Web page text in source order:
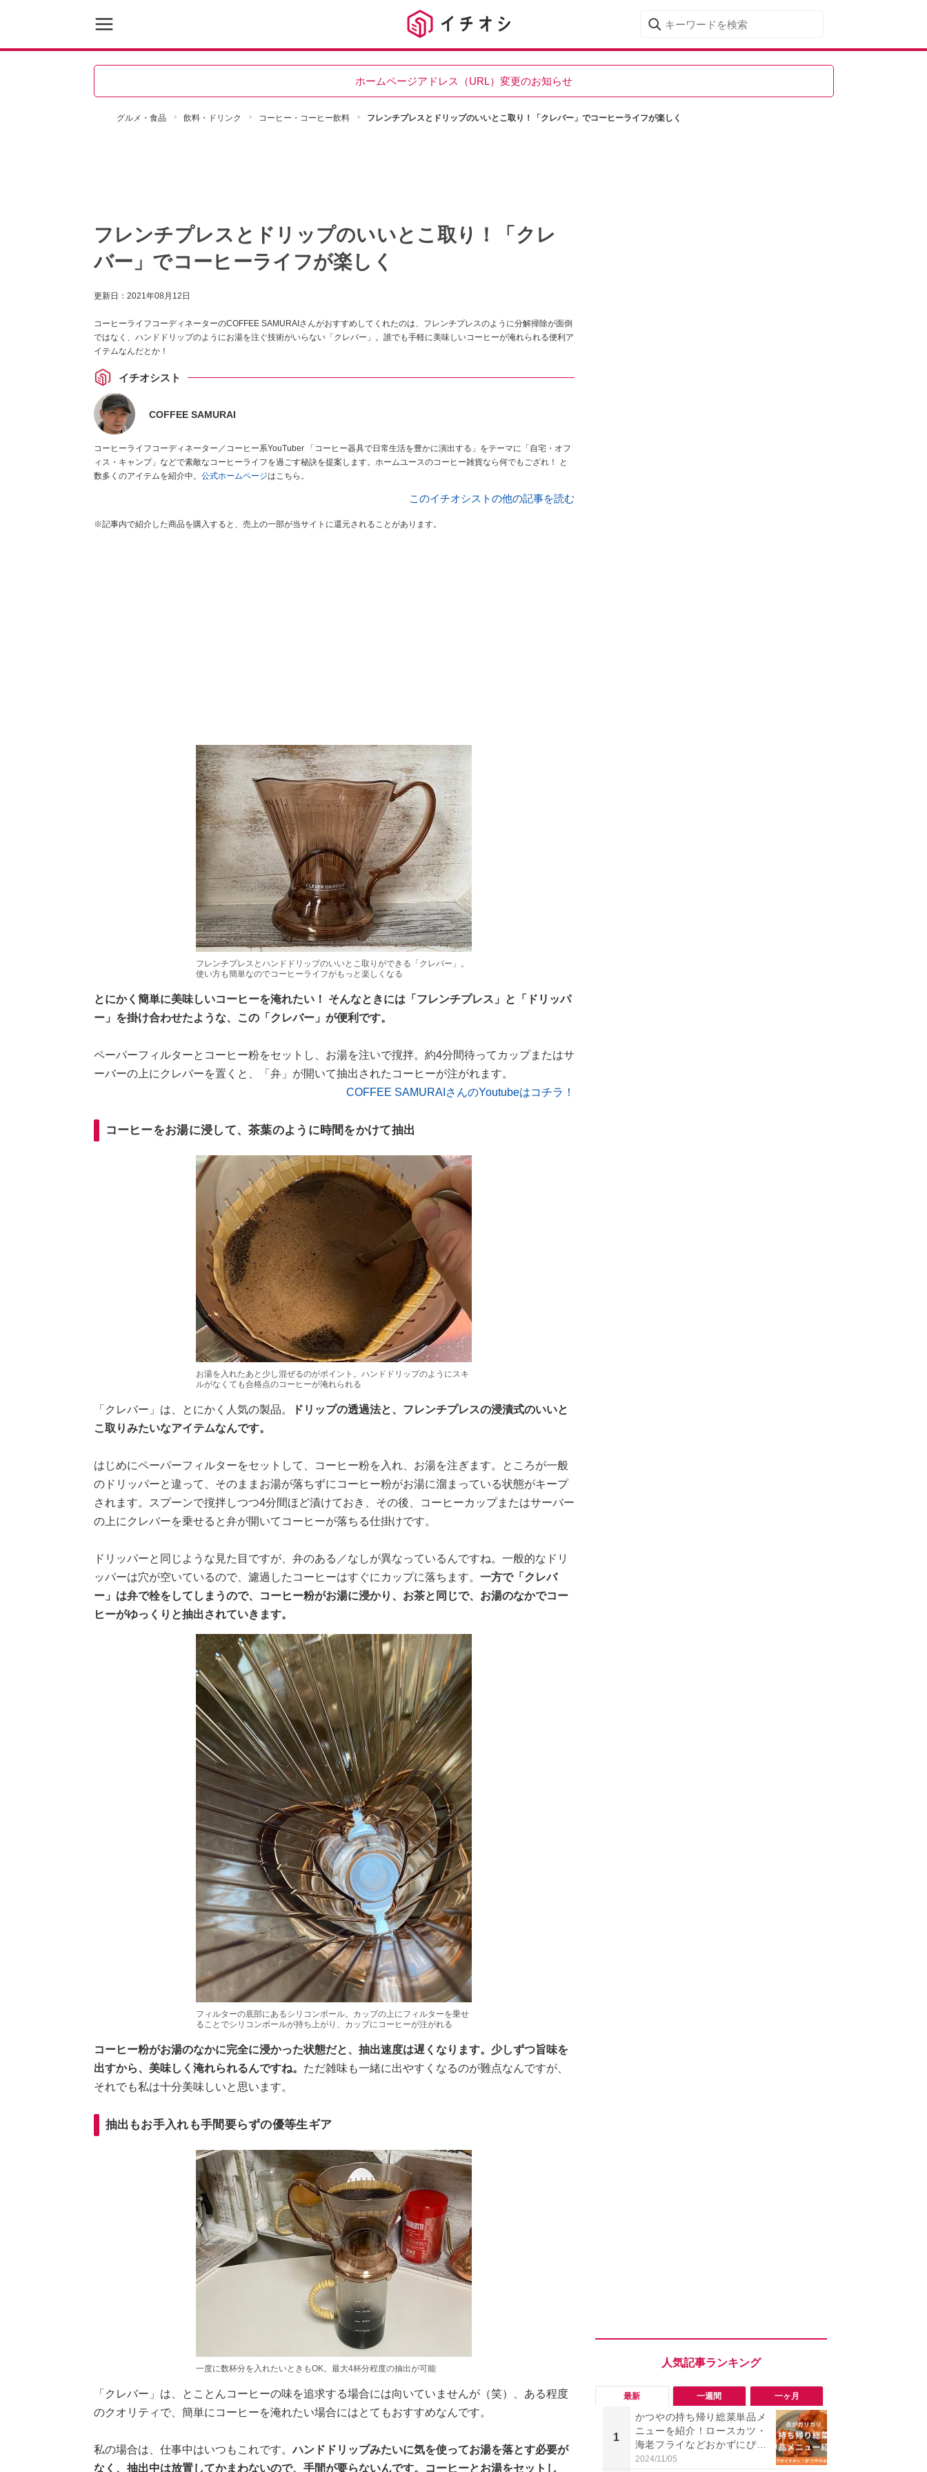
ホームページアドレス（URL）変更のお知らせ
グルメ・食品 飲料・ドリンク コーヒー・コーヒー飲料 フレンチプレスとドリップのいいとこ取り！「クレバー」でコーヒーライフが楽しく
フレンチプレスとドリップのいいとこ取り！「クレ
バー」でコーヒーライフが楽しく
更新日： 2021年08月12日
コーヒーライフコーディネーターのCOFFEE SAMURAIさんがおすすめしてくれたのは、フレンチプレスのように分解掃除が面倒
ではなく、ハンドドリップのようにお湯を注ぐ技術がいらない「クレバー」。誰でも手軽に美味しいコーヒーが淹れられる便利ア
イテムなんだとか！
イチオシスト
COFFEE SAMURAI
コーヒーライフコーディネーター／コーヒー系YouTuber 「コーヒー器具で日常生活を豊かに演出する」をテーマに「自宅・オフ
ィス・キャンプ」などで素敵なコーヒーライフを過ごす秘訣を提案します。ホームユースのコーヒー雑貨なら何でもござれ！ と
数多くのアイテムを紹介中。 公式ホームページはこちら。
このイチオシストの他の記事を読む
※記事内で紹介した商品を購入すると、売上の一部が当サイトに還元されることがあります。
フレンチプレスとハンドドリップのいいとこ取りができる「クレバー」。
使い方も簡単なのでコーヒーライフがもっと楽しくなる
とにかく簡単に美味しいコーヒーを淹れたい！ そんなときには「フレンチプレス」と「ドリッパ
ー」を掛け合わせたような、この「クレバー」が便利です。
ペーパーフィルターとコーヒー粉をセットし、お湯を注いで撹拌。約4分間待ってカップまたはサ
ーバーの上にクレバーを置くと、「弁」が開いて抽出されたコーヒーが注がれます。
COFFEE SAMURAIさんのYoutubeはコチラ！
コーヒーをお湯に浸して、茶葉のように時間をかけて抽出
お湯を入れたあと少し混ぜるのがポイント。ハンドドリップのようにスキ
ルがなくても合格点のコーヒーが淹れられる
「クレバー」は、とにかく人気の製品。
ドリップの透過法と、フレンチプレスの浸漬式のいいと
こ取りみたいなアイテムなんです。
はじめにペーパーフィルターをセットして、コーヒー粉を入れ、お湯を注ぎます。ところが一般
のドリッパーと違って、そのままお湯が落ちずにコーヒー粉がお湯に溜まっている状態がキープ
されます。スプーンで撹拌しつつ4分間ほど漬けておき、その後、コーヒーカップまたはサーバー
の上にクレバーを乗せると弁が開いてコーヒーが落ちる仕掛けです。
ドリッパーと同じような見た目ですが、弁のある／なしが異なっているんですね。一般的なドリ
ッパーは穴が空いているので、濾過したコーヒーはすぐにカップに落ちます。 一方で「クレバ
ー」は弁で栓をしてしまうので、コーヒー粉がお湯に浸かり、お茶と同じで、お湯のなかでコー
ヒーがゆっくりと抽出されていきます。
フィルターの底部にあるシリコンボール。カップの上にフィルターを乗せ
ることでシリコンボールが持ち上がり、カップにコーヒーが注がれる
コーヒー粉がお湯のなかに完全に浸かった状態だと、抽出速度は遅くなります。少しずつ旨味を
出すから、美味しく淹れられるんですね。 ただ雑味も一緒に出やすくなるのが難点なんですが、
それでも私は十分美味しいと思います。
抽出もお手入れも手間要らずの優等生ギア
一度に数杯分を入れたいときもOK。最大4杯分程度の抽出が可能
「クレバー」は、とことんコーヒーの味を追求する場合には向いていませんが（笑）、ある程度
のクオリティで、簡単にコーヒーを淹れたい場合にはとてもおすすめなんです。
私の場合は、仕事中はいつもこれです。ハンドドリップみたいに気を使ってお湯を落とす必要が
なく、抽出中は放置してかまわないので、手間が要らないんです。コーヒーとお湯をセットし
最新 一週間 一ヶ月
1
かつやの持ち帰り総菜単品メ
ニューを紹介！ロースカツ・
海老フライなどおかずにぴっ
たり◎から揚げを実食レビュ
2024/11/05